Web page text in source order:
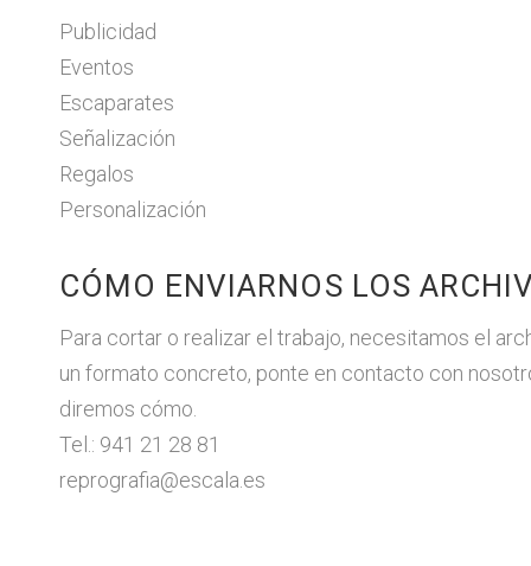
Publicidad
Eventos
Escaparates
Señalización
Regalos
Personalización
CÓMO ENVIARNOS LOS
Para cortar o realizar el trabajo, necesitamos el
un formato concreto, ponte en contacto con
diremos cómo.
Tel.: 941 21 28 81
reprografia@escala.es